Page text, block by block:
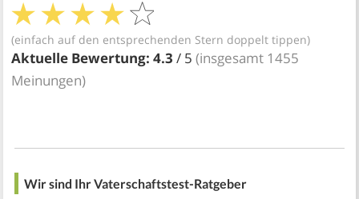
(einfach auf den entsprechenden Stern doppelt tippen)
Aktuelle Bewertung:4.3 / 5(insgesamt 1455
Meinungen)
Wir sind Ihr Vaterschaftstest-Ratgeber